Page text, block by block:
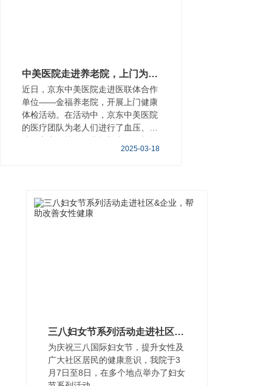
中美医院走进养老院，上门为老人健康体检
近日，京东中美医院走进医联体合作
单位——金福养老院，开展上门健康
体检活动。在活动中，京东中美医院
的医疗团队为老人们进行了血压、血
2025-03-18
三八妇女节系列活动走进社区&企业，帮助改善女性健康
为庆祝三八国际妇女节，提升女性及
广大社区居民的健康意识，我院于3
月7日至8日，在多个地点举办了妇女